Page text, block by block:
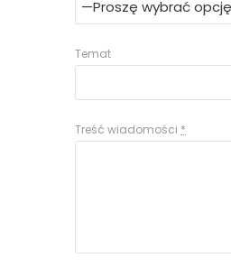
Temat
Treść wiadomości *